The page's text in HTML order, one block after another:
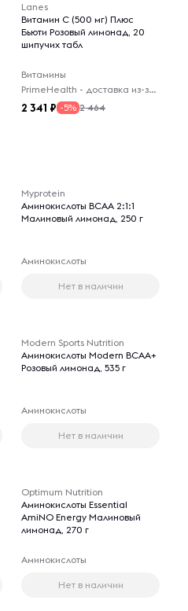
Lanes
Витамин C (500 мг) Плюс
Бьюти Розовый лимонад, 20
шипучих табл
Витамины
PrimeHealth - доставка из-за рубежа
2 341 -5% 2 464
Myprotein
Аминокислоты BCAA 2:1:1
Малиновый лимонад, 250 г
Аминокислоты
Нет в наличии
Modern Sports Nutrition
Аминокислоты Modern BCAA+
Розовый лимонад, 535 г
Аминокислоты
Нет в наличии
Optimum Nutrition
Аминокислоты Essential
AmiNO Energy Малиновый
лимонад, 270 г
Аминокислоты
Нет в наличии